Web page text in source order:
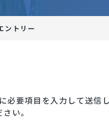
ントリー
必要項目を入力して送信
い。